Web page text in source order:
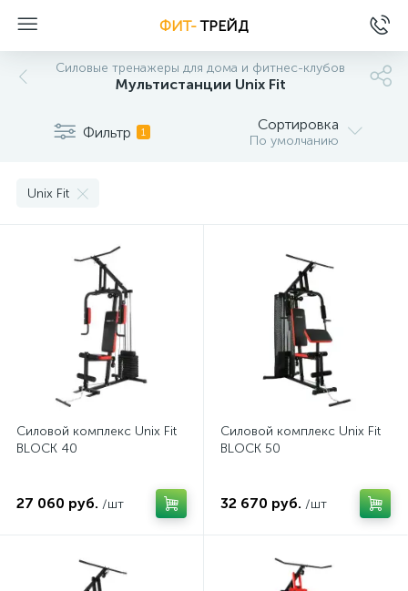
ФИТ-ТРЕЙД
Силовые тренажеры для дома и фитнес-клубов
Мультистанции Unix Fit
Фильтр 1 Сортировка
По умолчанию
Unix Fit
Силовой комплекс Unix Fit
BLOCK 40
27 060 руб. /шт
Силовой комплекс Unix Fit
BLOCK 50
32 670 руб. /шт